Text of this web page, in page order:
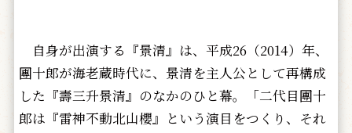
自身が出演する『景清』は、平成26（2014）年、
團十郎が海老蔵時代に、景清を主人公として再構成
した『壽三升景清』のなかのひと幕。「二代目團十
郎は『雷神不動北山櫻』という演目をつくり、それ